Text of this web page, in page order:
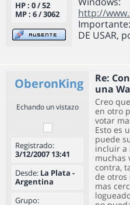
HP : 0 / 52
MP : 6 / 3062
http://
Importante:
DE USAR,
OberonKing
Re:
una
Echando un vistazo
Registrado:
3/12/2007 13:41
Desde: La Plata -
Argentina
Grupo:
Creo
en otro
votar
Esto es
puede
incluir a
muchas
contra,
de otros
mas